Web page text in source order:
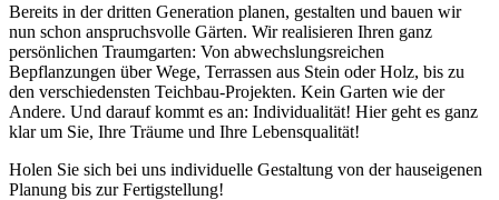
Bereits in der dritten Generation planen, gestalten und bauen wir
nun schon anspruchsvolle Gärten. Wir realisieren Ihren ganz
persönlichen Traumgarten: Von abwechslungsreichen
Bepflanzungen über Wege, Terrassen aus Stein oder Holz, bis zu
den verschiedensten Teichbau-Projekten. Kein Garten wie der
Andere. Und darauf kommt es an: Individualität! Hier geht es ganz
klar um Sie, Ihre Träume und Ihre Lebensqualität!
Holen Sie sich bei uns individuelle Gestaltung von der hauseigenen
Planung bis zur Fertigstellung!